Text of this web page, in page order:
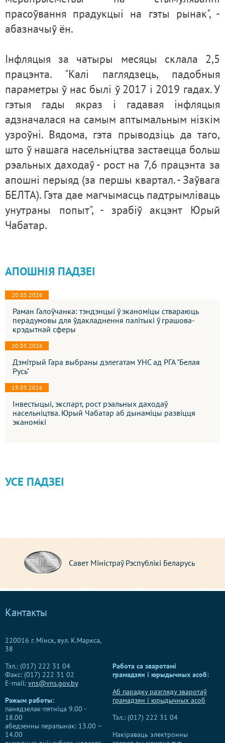
прасоўвання прадукцыі на гэты рынак", -
абазначыў ён.
Інфляцыя за чатыры месяцы склала 2,5
працэнта. "Калі паглядзець, падобныя
параметры ў нас былі ў 2017 і 2019 гадах. У
гэтыя гады якраз і гадавая інфляцыя
адзначалася на самым аптымальным нізкім
узроўні. Вядома, гэта прыводзіць да таго,
што ў нашага насельніцтва застаецца больш
рэальных даходаў - рост на 7,6 працэнта за
апошні перыяд (за першы квартал. - Заўвага
БЕЛТА). Гэта дае магчымасць падтрымліваць
унутраны попыт", - зрабіў акцэнт Юрый
Чабатар.
АПОШНІЯ ПАДЗЕІ
20.05.2026
Раман Галоўчанка: тэндэнцыі ў эканоміцы ствараюць
перадумовы для ўдакладнення палітыкі ў грашова-
крэдытнай сферы
20.05.2026
Дзмітрый Гара выбраны дэлегатам УНС ад РГА "Белая
Русь"
19.05.2026
Інвестыцыі, экспарт, рост рэальных даходаў
насельніцтва. Юрый Чабатар аб дынаміцы развіцця
эканомікі
УСЕ ПАДЗЕІ
Міністраў Рэспублікі Беларусь
Кантакты
220016 г. Мінск, вул. К.Маркса,
38
Тэл.: (017) 222 31 04
Факс: (017) 222 31 02
E-mail: vns@vns.gov.by
Рэжым работы:
панядзелак-пятніца 9.00 -
18.00
абедзенны перапынак: 13.00 –
14.00
Работа са зваротамі
грамадзян і юрыдычных асоб:
Аб парадку разгляду зваротаў
грамадзян і юрыдычных асоб
Тэл.: (017) 222 31 04
Накіраваць электронны